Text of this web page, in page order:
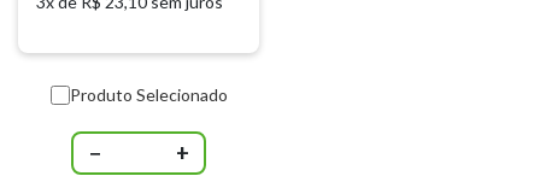
Produto Selecionado
− +